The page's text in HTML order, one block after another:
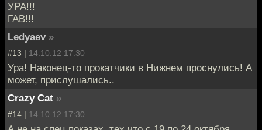
УРА!!!
ГАВ!!!
Ledyaev »
#13 | 14.10.12 17:30
Ура! Наконец-то прокатчики в Нижнем проснулись! А
может, прислушались..
Crazy Cat »
#14 | 14.10.12 17:30